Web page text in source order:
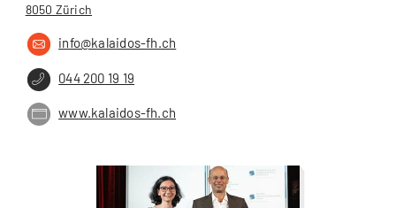
8050 Zürich
info@kalaidos-fh.ch
044 200 19 19
www.kalaidos-fh.ch
more...